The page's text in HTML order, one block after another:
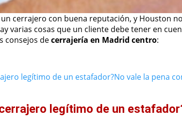
cerrajero con buena reputación, y Houston
varias cosas que un cliente debe tener en
consejos decerrajería en Madrid centro:
legítimo de un estafador?No vale la pena
legítimo de un